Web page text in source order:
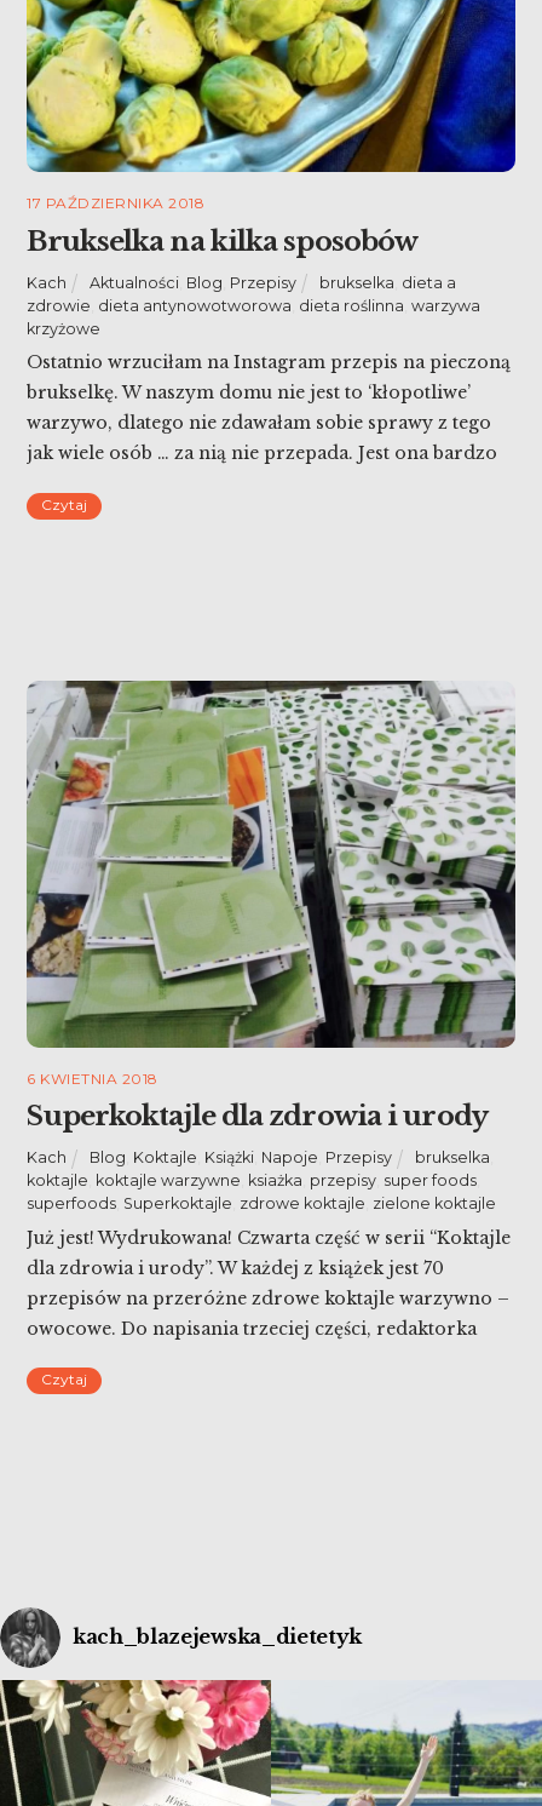
17 PAŹDZIERNIKA 2018
Brukselka na kilka sposobów
Kach Aktualności Blog Przepisy brukselka dieta a
zdrowie dieta antynowotworowa dieta roślinna ,warzywa
krzyżowe
Ostatnio wrzuciłam na Instagram przepis na pieczoną
brukselkę. W naszym domu nie jest to ‘kłopotliwe’
warzywo, dlatego nie zdawałam sobie sprawy z tego
jak wiele osób … za nią nie przepada. Jest ona bardzo
uprzedzenia? Dziś brukselka na kilka sposobów!
Czytaj
6 KWIETNIA 2018
Superkoktajle dla zdrowia i urody
Kach Blog Koktajle Książki Napoje Przepisy brukselka
koktajle koktajle warzywne ksiażka przepisy super foods
superfoods Superkoktajle zdrowe koktajle zielone koktajle
Już jest! Wydrukowana! Czwarta część w serii “Koktajle
dla zdrowia i urody”. W każdej z książek jest 70
przepisów na przeróżne zdrowe koktajle warzywno –
owocowe. Do napisania trzeciej części, redaktorka
co jeszcze mogę wycisnąć? A potem wymyśliła
Czytaj
kach_blazejewska_dietetyk